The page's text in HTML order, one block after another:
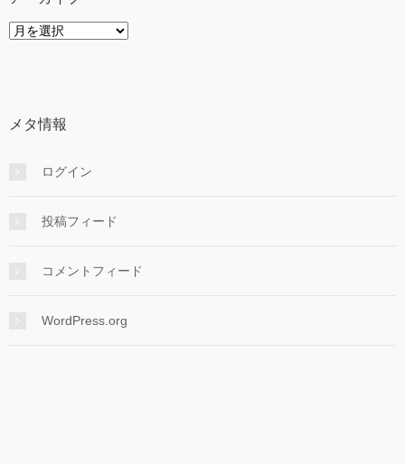
ア
メタ情報
ログイン
投稿フィード
コメントフィード
WordPress.org